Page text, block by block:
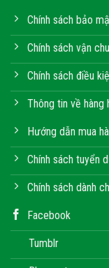
Chính sách bảo
Chính sách vận
Chính sách điều
Thông tin về hàng
Hướng dẫn mua
Chính sách tuyển
Chính sách dành
Facebook
Tumblr